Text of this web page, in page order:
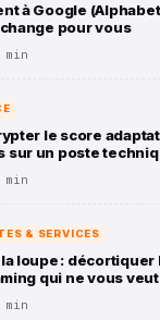
à Google
pour vous
min
le score
sur un poste
min
& SERVICES
loupe : décortiquer
qui ne vous
min